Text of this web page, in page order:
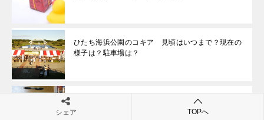
ひたち海浜公園のコキア 見頃はいつまで？現在の
様子は？駐車場は？
ディズニーシーホワイトデー系お土産は？ダッフィ
ー系の様子や混雑具合予測！
シェア TOPへ